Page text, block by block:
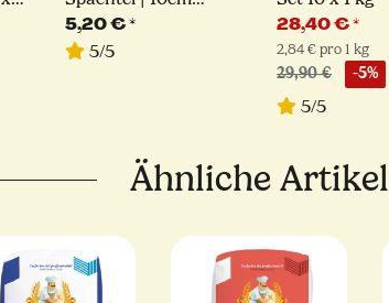
Breite
5,20 €*
5/5
28,40 €*
2,84 € pro 1 kg
29,90 € -5%
5/5
Ähnliche Artikel